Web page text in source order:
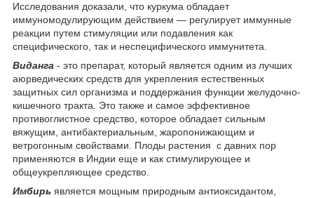
Исследования доказали, что куркума обладает
иммуномодулирующим действием — регулирует иммунные
реакции путем стимуляции или подавления как
специфического, так и неспецифического иммунитета.
Виданга - это препарат, который является одним из лучших
аюрведических средств для укрепления естественных
защитных сил организма и поддержания функции желудочно-
кишечного тракта. Это также и самое эффективное
противоглистное средство, которое обладает сильным
вяжущим, антибактериальным, жаропонижающим и
ветрогонным свойствами. Плоды растения с давних пор
применяются в Индии еще и как стимулирующее и
общеукрепляющее средство.
Имбирь является мощным природным антиоксидантом,